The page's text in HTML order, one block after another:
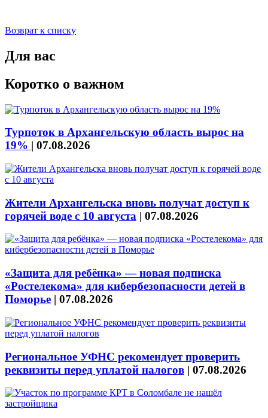
Возврат к списку
Для вас
Коротко о важном
Турпоток в Архангельскую область вырос на
19% | 07.08.2026
Жители Архангельска вновь получат доступ к
горячей воде с 10 августа | 07.08.2026
«Защита для ребёнка» — новая подписка
«Ростелекома» для кибербезопасности детей в
Поморье | 07.08.2026
Региональное УФНС рекомендует проверить
реквизиты перед уплатой налогов | 07.08.2026